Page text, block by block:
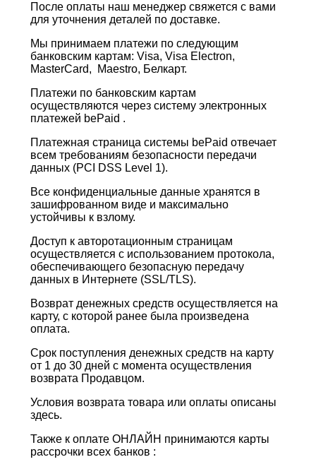
После оплаты наш менеджер свяжется с вами
для уточнения деталей по доставке.
Мы принимаем платежи по следующим
банковским картам: Visa, Visa Electron,
MasterCard, Maestro, Белкарт.
Платежи по банковским картам
осуществляются через систему электронных
платежей bePaid .
Платежная страница системы bePaid отвечает
всем требованиям безопасности передачи
данных (PCI DSS Level 1).
Все конфиденциальные данные хранятся в
зашифрованном виде и максимально
устойчивы к взлому.
Доступ к авторотационным страницам
осуществляется с использованием протокола,
обеспечивающего безопасную передачу
данных в Интернетe (SSL/TLS).
Возврат денежных средств осуществляется на
карту, с которой ранее была произведена
оплата.
Срок поступления денежных средств на карту
от 1 до 30 дней с момента осуществления
возврата Продавцом.
Условия возврата товара или оплаты описаны
здесь.
Также к оплате ОНЛАЙН принимаются карты
рассрочки всех банков :